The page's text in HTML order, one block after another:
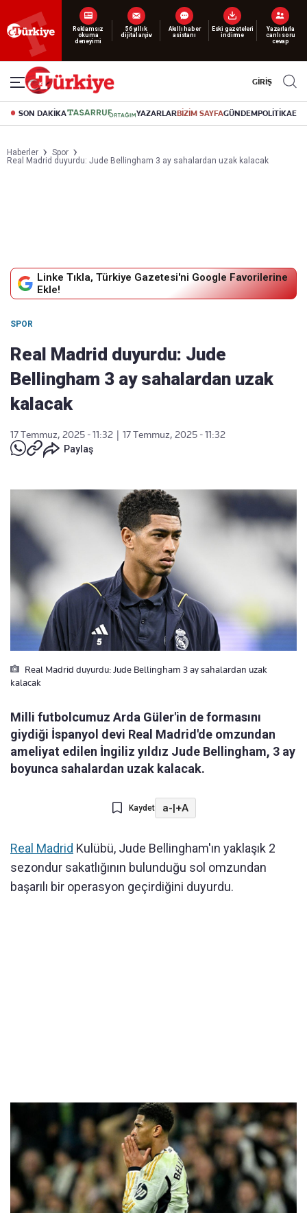
Reklamsız
okuma
deneyimi
56 yıllık
dijital arşiv
Akıllı haber
asistanı
Eski gazeteleri
indirme
Yazarlarla
canlı soru
cevap
GİRİŞ
SON DAKİKA YAZARLARBİZİM SAYFAGÜNDEMPOLİTİKA
Haberler
Spor
Real Madrid duyurdu: Jude Bellingham 3 ay sahalardan uzak kalacak
Linke Tıkla, Türkiye Gazetesi'ni Google Favorilerine
Ekle!
SPOR
Real Madrid duyurdu: Jude
Bellingham 3 ay sahalardan uzak
kalacak
17 Temmuz, 2025 - 11:32
17 Temmuz, 2025 - 11:32
Paylaş
Real Madrid duyurdu: Jude Bellingham 3 ay sahalardan uzak
kalacak
Milli futbolcumuz Arda Güler'in de formasını
giydiği İspanyol devi Real Madrid'de omzundan
ameliyat edilen İngiliz yıldız Jude Bellingham, 3 ay
boyunca sahalardan uzak kalacak.
Kaydet a-|+A
Real Madrid Kulübü, Jude Bellingham'ın yaklaşık 2
sezondur sakatlığının bulunduğu sol omzundan
başarılı bir operasyon geçirdiğini duyurdu.